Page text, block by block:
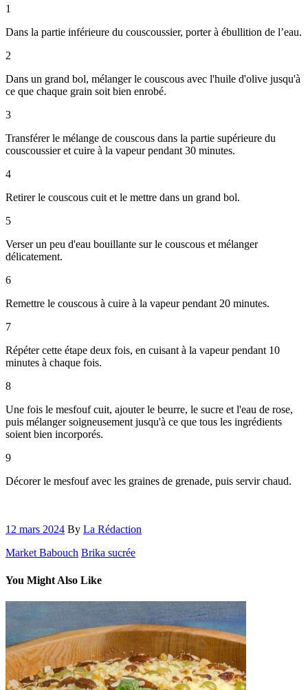
1
Dans la partie inférieure du couscoussier, porter à ébullition de l’eau.
2
Dans un grand bol, mélanger le couscous avec l'huile d'olive jusqu'à
ce que chaque grain soit bien enrobé.
3
Transférer le mélange de couscous dans la partie supérieure du
couscoussier et cuire à la vapeur pendant 30 minutes.
4
Retirer le couscous cuit et le mettre dans un grand bol.
5
Verser un peu d'eau bouillante sur le couscous et mélanger
délicatement.
6
Remettre le couscous à cuire à la vapeur pendant 20 minutes.
7
Répéter cette étape deux fois, en cuisant à la vapeur pendant 10
minutes à chaque fois.
8
Une fois le mesfouf cuit, ajouter le beurre, le sucre et l'eau de rose,
puis mélanger soigneusement jusqu'à ce que tous les ingrédients
soient bien incorporés.
9
Décorer le mesfouf avec les graines de grenade, puis servir chaud.
12 mars 2024 By La Rédaction
Market Babouch Brika sucrée
You Might Also Like